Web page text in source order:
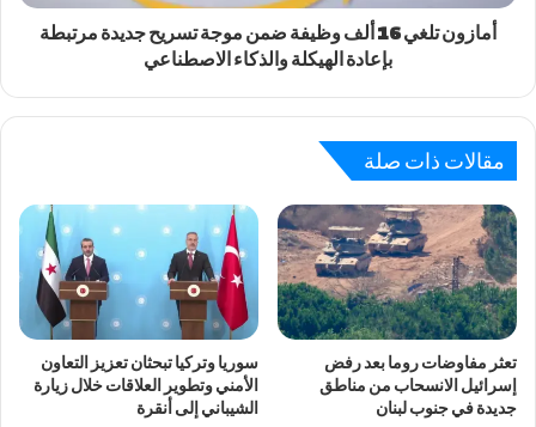
أمازون تلغي 16 ألف وظيفة ضمن موجة تسريح جديدة مرتبطة
بإعادة الهيكلة والذكاء الاصطناعي
مقالات ذات صلة
تعثر مفاوضات روما بعد رفض
إسرائيل الانسحاب من مناطق
جديدة في جنوب لبنان
سوريا وتركيا تبحثان تعزيز التعاون
الأمني وتطوير العلاقات خلال زيارة
الشيباني إلى أنقرة